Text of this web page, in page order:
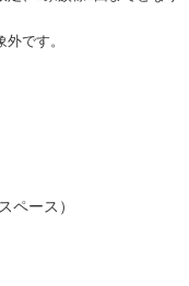
です。
ペース）